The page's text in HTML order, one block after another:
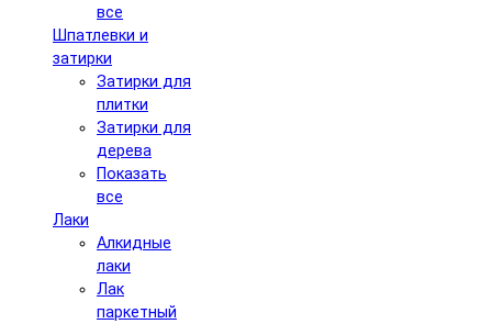
все
Шпатлевки и
затирки
Затирки для
плитки
Затирки для
дерева
Показать
все
Лаки
Алкидные
лаки
Лак
паркетный